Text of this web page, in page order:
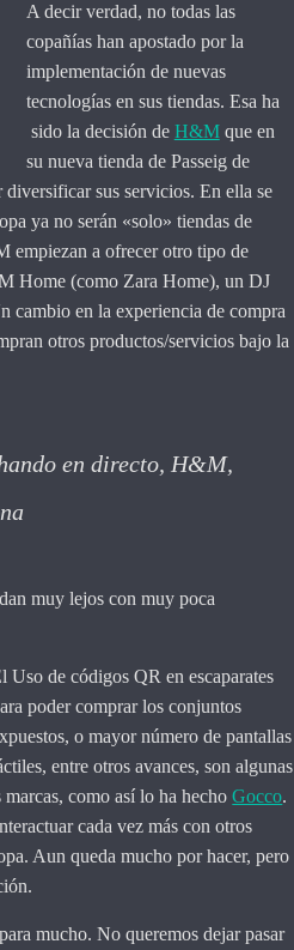
A decir verdad, no todas las
copañías han apostado por la
implementación de nuevas
tecnologías en sus tiendas. Esa ha
sido la decisión de H&Mque en
su nueva tienda de Passeig de
sus servicios. En ella se
ya no serán «solo» tiendas de
empiezan a ofrecer otro tipo de
Home (como Zara Home), un DJ
cambio en la experiencia de compra
otros productos/servicios bajo la
en directo, H&M,
muy lejos con muy poca
Uso de códigos QR en escaparates
poder comprar los conjuntos
o mayor número de pantallas
entre otros avances, son algunas
marcas, como así lo ha hechoGocco.
cada vez más con otros
Aun queda mucho por hacer, pero
mucho. No queremos dejar pasar